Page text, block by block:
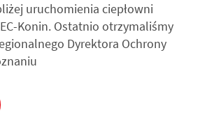
uruchomienia ciepłowni
Konin. Ostatnio otrzymaliśmy
Dyrektora Ochrony